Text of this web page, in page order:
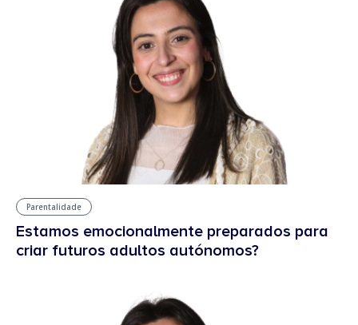
Parentalidade
Estamos emocionalmente preparados para
criar futuros adultos autónomos?